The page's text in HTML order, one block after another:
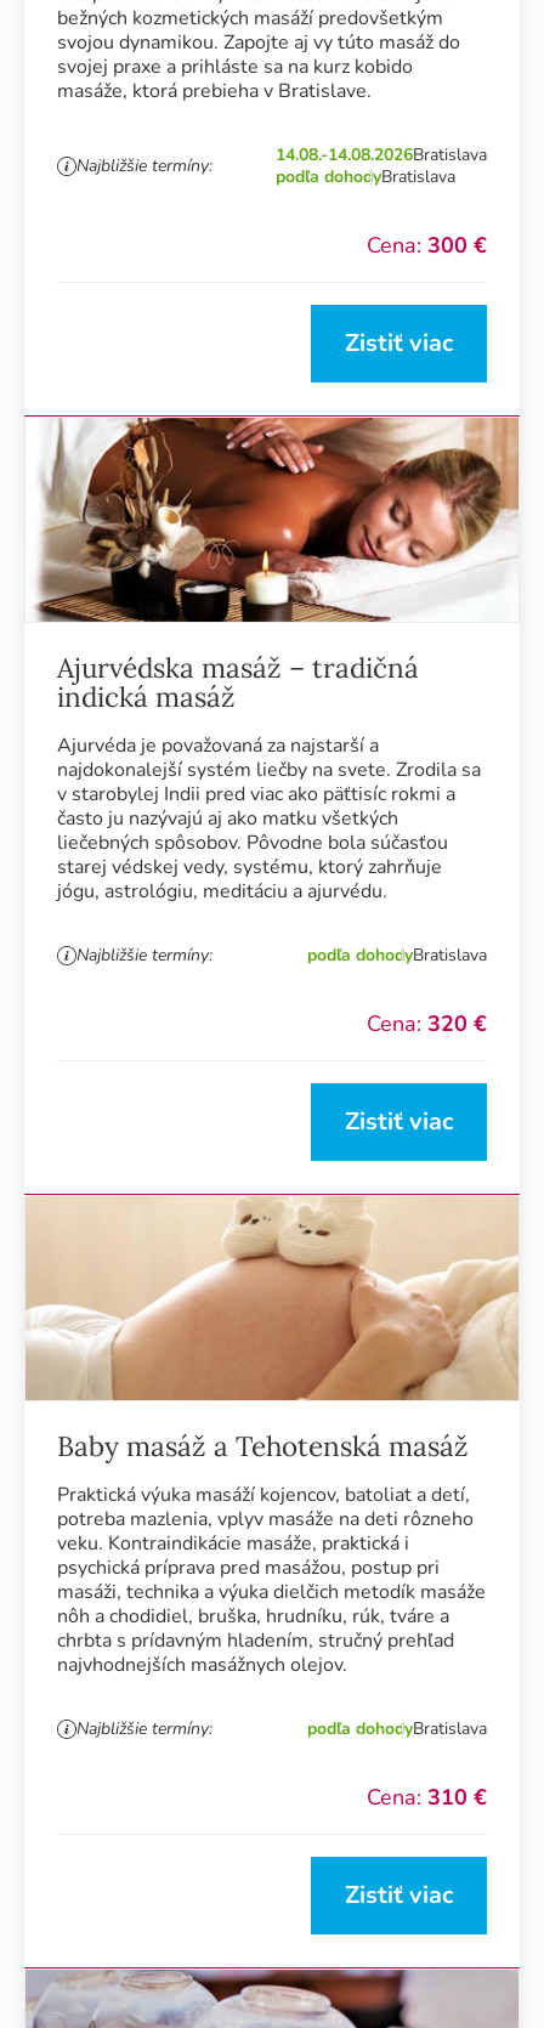
bežných kozmetických masáží predovšetkým
svojou dynamikou. Zapojte aj vy túto masáž do
svojej praxe a prihláste sa na kurz kobido
masáže, ktorá prebieha v Bratislave.
Najbližšie termíny: 14.08.-14.08.2026Bratislava
podľa dohodyBratislava
Cena: 300 €
Zistiť viac
Ajurvédska masáž – tradičná
indická masáž
Ajurvéda je považovaná za najstarší a
najdokonalejší systém liečby na svete. Zrodila sa
v starobylej Indii pred viac ako päťtisíc rokmi a
často ju nazývajú aj ako matku všetkých
liečebných spôsobov. Pôvodne bola súčasťou
starej védskej vedy, systému, ktorý zahrňuje
jógu, astrológiu, meditáciu a ajurvédu.
Najbližšie termíny: podľa dohodyBratislava
Cena: 320 €
Zistiť viac
Baby masáž a Tehotenská masáž
Praktická výuka masáží kojencov, batoliat a detí,
potreba mazlenia, vplyv masáže na deti rôzneho
veku. Kontraindikácie masáže, praktická i
psychická príprava pred masážou, postup pri
masáži, technika a výuka dielčich metodík masáže
nôh a chodidiel, bruška, hrudníku, rúk, tváre a
chrbta s prídavným hladením, stručný prehľad
najvhodnejších masážnych olejov.
Najbližšie termíny: podľa dohodyBratislava
Cena: 310 €
Zistiť viac